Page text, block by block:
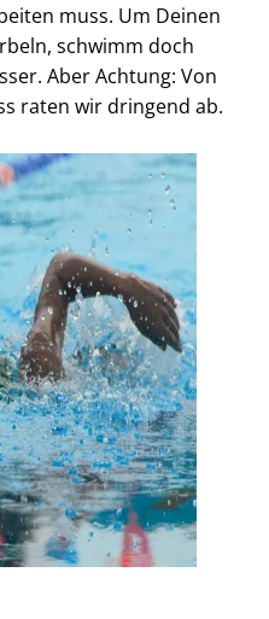
muss. Um Deinen
schwimm doch
Aber Achtung: Von
raten wir dringend ab.